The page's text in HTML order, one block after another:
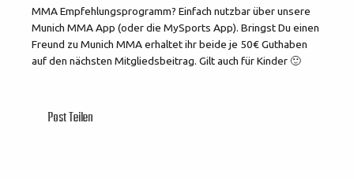
MMA Empfehlungsprogramm? Einfach nutzbar über unsere
Munich MMA App (oder die MySports App). Bringst Du einen
Freund zu Munich MMA erhaltet ihr beide je 50€ Guthaben
auf den nächsten Mitgliedsbeitrag. Gilt auch für Kinder 🙂
Post Teilen